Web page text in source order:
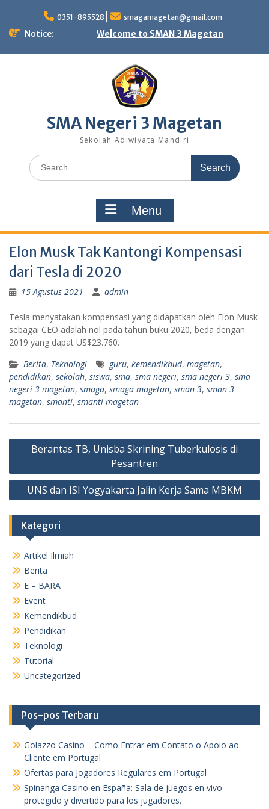
content
0351-895528 smagamagetan@gmail.com
Notice: Welcome to SMAN 3 Magetan
SMA Negeri 3 Magetan
Sekolah Adiwiyata Mandiri
Search
for:
Menu
Elon Musk Tak Kantongi Kompensasi
dari Tesla di 2020
15 Agustus 2021 admin
Tesla menyatakan kompensasi yang didapatkan oleh Elon Musk
sebagai CEO adalah nol pada tahun buku 2020, beda dengan
2019 yang dapat US$23.760.
Berita, Teknologi guru, kemendikbud, magetan,
pendidikan, sekolah, siswa, sma, sma negeri, sma negeri 3, sma
negeri 3 magetan, smaga, smaga magetan, sman 3, sman 3
magetan, smanti, smanti magetan
Navigasi
Berantas TB, Unisba Skrining Tuberkulosis di
Pesantren
UNS dan ISI Yogyakarta Jalin Kerja Sama MBKM
Kategori
Artikel Ilmiah
Berita
E – BARA
Event
Kemendikbud
Pendidikan
Teknologi
Tutorial
Uncategorized
Pos-pos Terbaru
Golazzo Casino – Como Entrar em Contato o Apoio ao
Cliente em Portugal
Ofertas para Jogadores Regulares em Portugal
Spinanga Casino en España: Sala de juegos en vivo
protegido y divertido para los jugadores.